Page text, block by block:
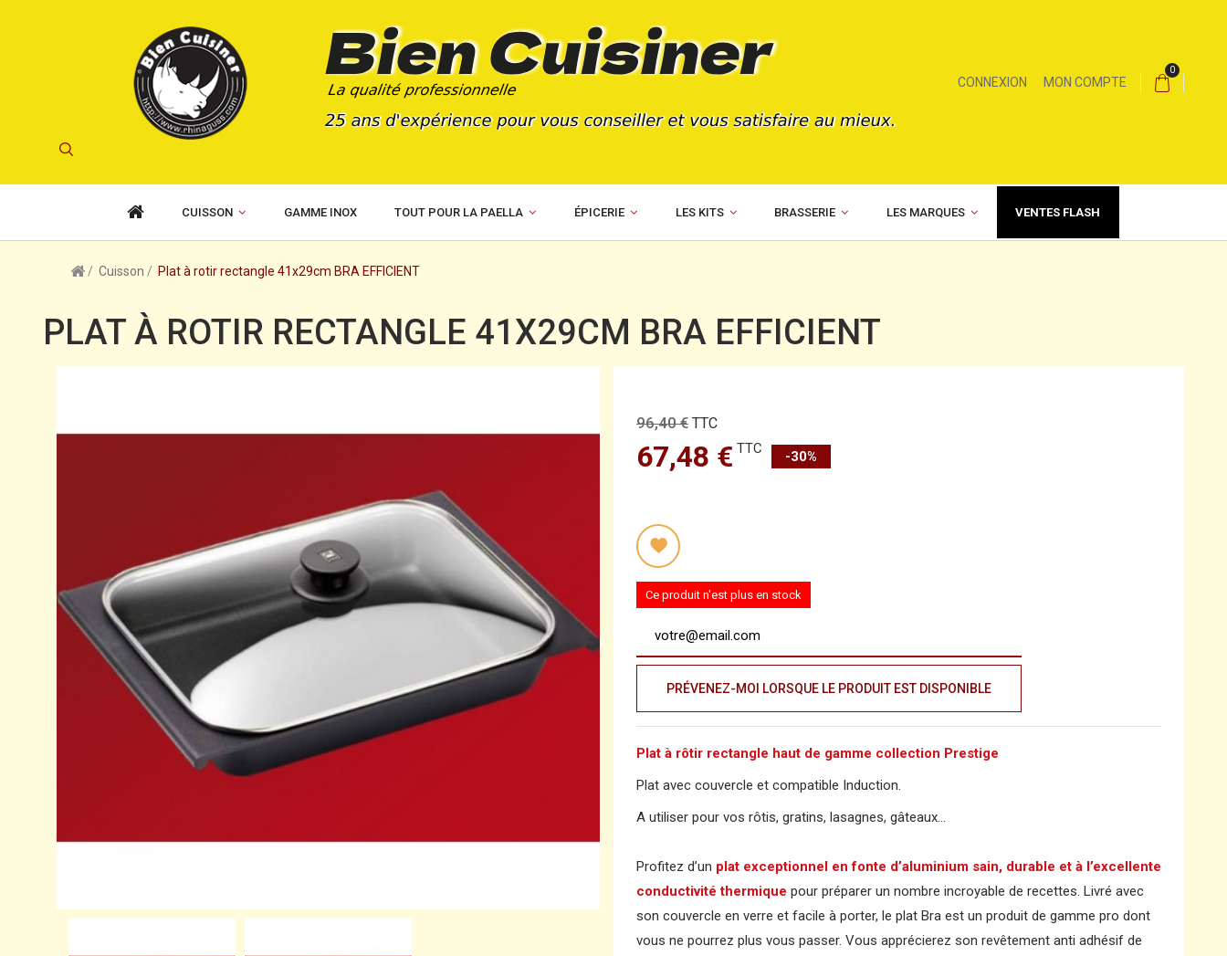
CONNEXION MON COMPTE
0
CUISSON GAMME INOX TOUT POUR LA PAELLA ÉPICERIE LES KITS BRASSERIE LES MARQUES VENTES FLASH
Cuisson Plat à rotir rectangle 41x29cm BRA EFFICIENT
PLAT À ROTIR RECTANGLE 41X29CM BRA EFFICIENT
96,40 € TTC
67,48 € TTC -30%
Ce produit n'est plus en stock
PRÉVENEZ-MOI LORSQUE LE PRODUIT EST DISPONIBLE
Plat à rôtir rectangle haut de gamme collection Prestige
Plat avec couvercle et compatible Induction.
A utiliser pour vos rôtis, gratins, lasagnes, gâteaux…
Profitez d’un plat exceptionnel en fonte d’aluminium sain, durable et à l’excellente
conductivité thermique pour préparer un nombre incroyable de recettes. Livré avec
son couvercle en verre et facile à porter, le plat Bra est un produit de gamme pro dont
vous ne pourrez plus vous passer. Vous apprécierez son revêtement anti adhésif de